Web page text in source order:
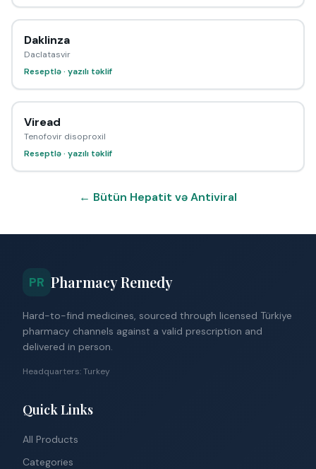
Daklinza
Daclatasvir
Reseptlə · yazılı təklif
Viread
Tenofovir disoproxil
Reseptlə · yazılı təklif
← Bütün Hepatit və Antiviral
PR Pharmacy Remedy
Hard-to-find medicines, sourced through licensed Türkiye
pharmacy channels against a valid prescription and
delivered in person.
Headquarters: Turkey
Quick Links
All Products
Categories